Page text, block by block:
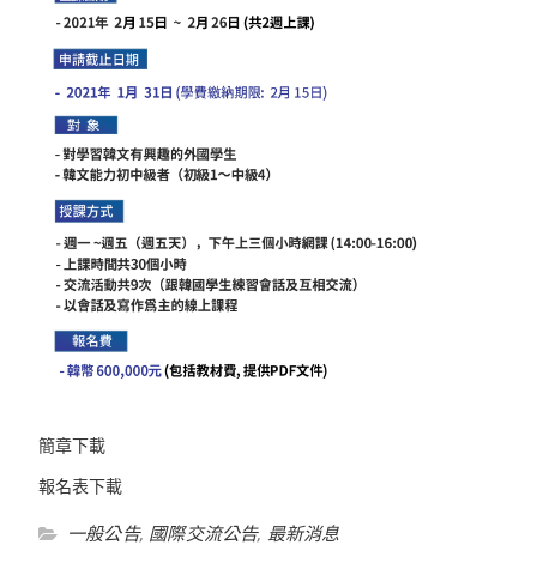
簡章下載
報名表下載
一般公告, 國際交流公告, 最新消息